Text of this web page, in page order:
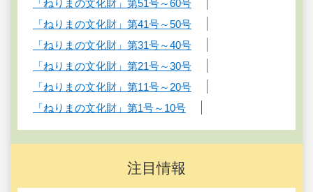
「ねりまの文化財」第51号～60号
「ねりまの文化財」第41号～50号
「ねりまの文化財」第31号～40号
「ねりまの文化財」第21号～30号
「ねりまの文化財」第11号～20号
「ねりまの文化財」第1号～10号
注目情報